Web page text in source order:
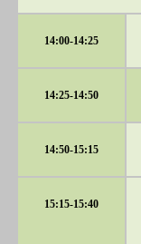
14:00-14:25
14:25-14:50
14:50-15:15
15:15-15:40